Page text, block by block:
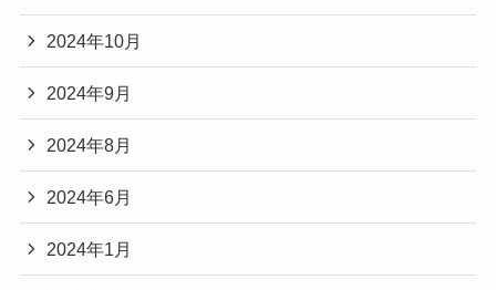
2024年10月
2024年9月
2024年8月
2024年6月
2024年1月